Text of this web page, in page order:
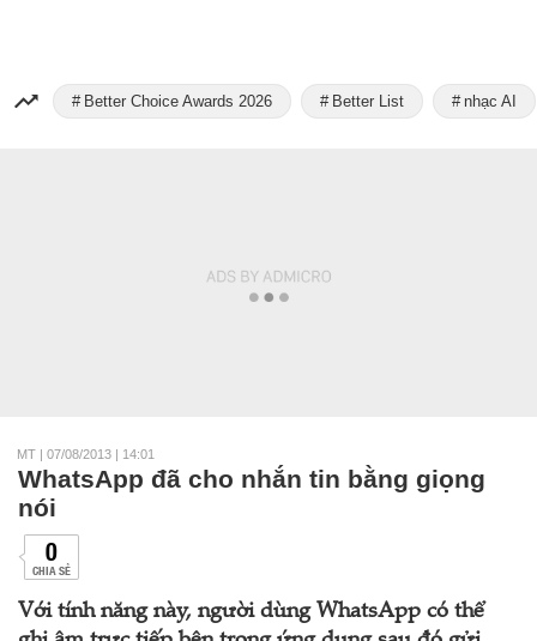
Better Choice Awards 2026 Better List nhạc AI
MT | 07/08/2013 | 14:01
WhatsApp đã cho nhắn tin bằng giọng
nói
0
CHIA SẺ
Với tính năng này, người dùng WhatsApp có thể